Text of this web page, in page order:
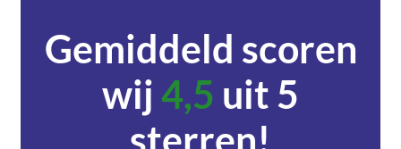
Gemiddeld scoren
wij4,5 uit 5
sterren!